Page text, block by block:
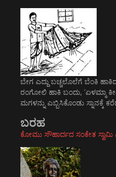
ಬೇಗ ಎದ್ದು ಬಚ್ಚಲೊಲೆಗೆ ಬೆಂಕಿ
ರಂಗೋಲಿ ಹಾಕಿ ಬಂದು, ‘ಏಳಮ್ಮಾ
ಮಗಳನ್ನು ಎಬ್ಬಿಸಿಕೊಂಡು ಸ್ನಾನಕ್ಕೆ
ಬರಹ
ಕೋಮು ಸೌಹಾರ್ದದ ಸಂಕೇತ ಸ್ವಾಮಿ